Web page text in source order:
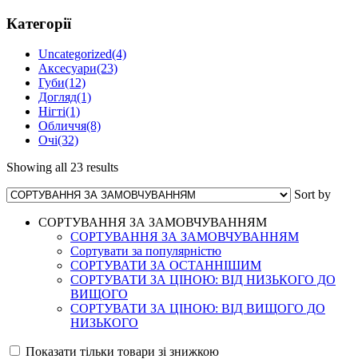
Категорії
Uncategorized(4)
Аксесуари(23)
Губи(12)
Догляд(1)
Нігті(1)
Обличчя(8)
Очі(32)
Showing all 23 results
Sort by
СОРТУВАННЯ ЗА ЗАМОВЧУВАННЯМ
СОРТУВАННЯ ЗА ЗАМОВЧУВАННЯМ
Сортувати за популярністю
СОРТУВАТИ ЗА ОСТАННІШИМ
СОРТУВАТИ ЗА ЦІНОЮ: ВІД НИЗЬКОГО ДО
ВИЩОГО
СОРТУВАТИ ЗА ЦІНОЮ: ВІД ВИЩОГО ДО
НИЗЬКОГО
Показати тільки товари зі знижкою